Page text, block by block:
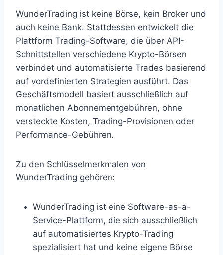
WunderTrading ist keine Börse, kein Broker und
auch keine Bank. Stattdessen entwickelt die
Plattform Trading-Software, die über API-
Schnittstellen verschiedene Krypto-Börsen
verbindet und automatisierte Trades basierend
auf vordefinierten Strategien ausführt. Das
Geschäftsmodell basiert ausschließlich auf
monatlichen Abonnementgebühren, ohne
versteckte Kosten, Trading-Provisionen oder
Performance-Gebühren.
Zu den Schlüsselmerkmalen von
WunderTrading gehören:
WunderTrading ist eine Software-as-a-
Service-Plattform, die sich ausschließlich
auf automatisiertes Krypto-Trading
spezialisiert hat und keine eigene Börse